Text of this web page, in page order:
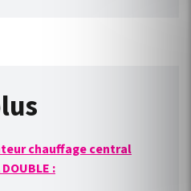
chauffage central
: